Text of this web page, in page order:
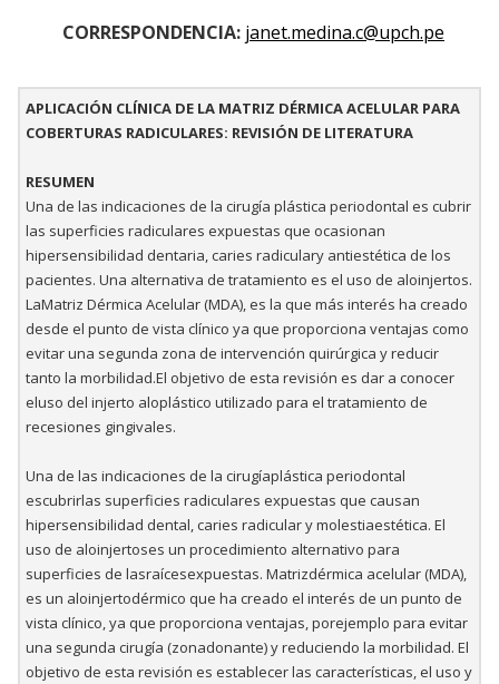
CORRESPONDENCIA: janet.medina.c@upch.pe
APLICACIÓN CLÍNICA DE LA MATRIZ DÉRMICA ACELULAR PARA
COBERTURAS RADICULARES: REVISIÓN DE LITERATURA
RESUMEN
Una de las indicaciones de la cirugía plástica periodontal es cubrir
las superficies radiculares expuestas que ocasionan
hipersensibilidad dentaria, caries radiculary antiestética de los
pacientes. Una alternativa de tratamiento es el uso de aloinjertos.
LaMatriz Dérmica Acelular (MDA), es la que más interés ha creado
desde el punto de vista clínico ya que proporciona ventajas como
evitar una segunda zona de intervención quirúrgica y reducir
tanto la morbilidad.El objetivo de esta revisión es dar a conocer
eluso del injerto aloplástico utilizado para el tratamiento de
recesiones gingivales.
Una de las indicaciones de la cirugíaplástica periodontal
escubrirlas superficies radiculares expuestas que causan
hipersensibilidad dental, caries radicular y molestiaestética. El
uso de aloinjertoses un procedimiento alternativo para
superficies de lasraícesexpuestas. Matrizdérmica acelular (MDA),
es un aloinjertodérmico que ha creado el interés de un punto de
vista clínico, ya que proporciona ventajas, porejemplo para evitar
una segunda cirugía (zonadonante) y reduciendo la morbilidad. El
objetivo de esta revisión es establecer las características, el uso y